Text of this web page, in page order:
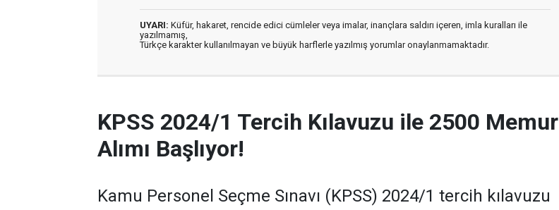
UYARI: Küfür, hakaret, rencide edici cümleler veya imalar, inançlara saldırı içeren, imla kuralları ile
yazılmamış,
Türkçe karakter kullanılmayan ve büyük harflerle yazılmış yorumlar onaylanmamaktadır.
KPSS 2024/1 Tercih Kılavuzu ile 2500 Memur
Alımı Başlıyor!
Kamu Personel Seçme Sınavı (KPSS) 2024/1 tercih kılavuzu